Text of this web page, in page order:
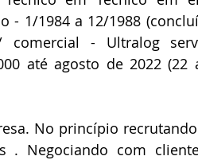
1/1984 a 12/1988
/ comercial - Ultralog
até agosto de 2022 (22
No princípio
. Negociando com